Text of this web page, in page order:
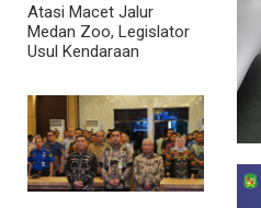
Atasi Macet Jalur
Medan Zoo, Legislator
Usul Kendaraan
Jalur Royal Sumatera